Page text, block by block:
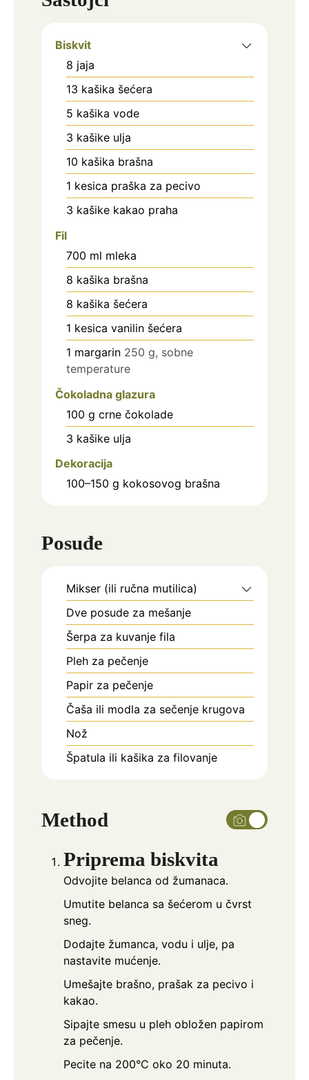
Biskvit
8 jaja
13 kašika šećera
5 kašika vode
3 kašike ulja
10 kašika brašna
1 kesica praška za pecivo
3 kašike kakao praha
Fil
700 ml mleka
8 kašika brašna
8 kašika šećera
1 kesica vanilin šećera
1 margarin 250 g, sobne
temperature
Čokoladna glazura
100 g crne čokolade
3 kašike ulja
Dekoracija
100–150 g kokosovog brašna
Posuđe
Mikser (ili ručna mutilica)
Dve posude za mešanje
Šerpa za kuvanje fila
Pleh za pečenje
Papir za pečenje
Čaša ili modla za sečenje krugova
Nož
Špatula ili kašika za filovanje
Method
Priprema biskvita
Odvojite belanca od žumanaca.
Umutite belanca sa šećerom u čvrst
sneg.
Dodajte žumanca, vodu i ulje, pa
nastavite mućenje.
Umešajte brašno, prašak za pecivo i
kakao.
Sipajte smesu u pleh obložen papirom
za pečenje.
Pecite na 200°C oko 20 minuta.